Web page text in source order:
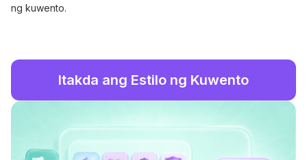
ng kuwento.
Itakda ang Estilo ng Kuwento